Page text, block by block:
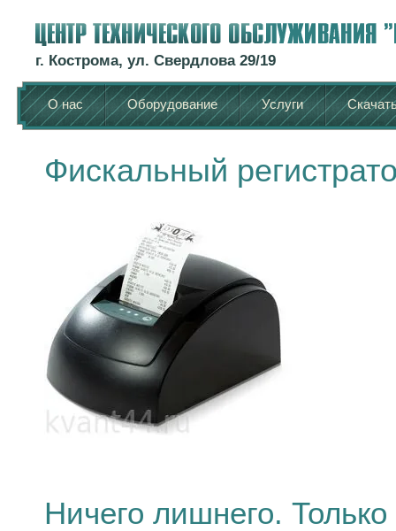
г. Кострома, ул. Свердлова 29/19
О нас Оборудование Услуги
Фискальный
Ничего лишнего. Только